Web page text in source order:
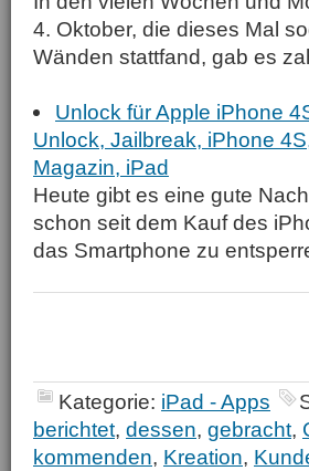
4. Oktober, die dieses Mal
Wänden stattfand, gab es
Unlock für Apple iPhone
Unlock, Jailbreak, iPhone
Magazin, iPad
Heute gibt es eine gute
schon seit dem Kauf des
das Smartphone zu
Kategorie: iPad - Apps
berichtet, dessen, gebracht,
kommenden, Kreation,